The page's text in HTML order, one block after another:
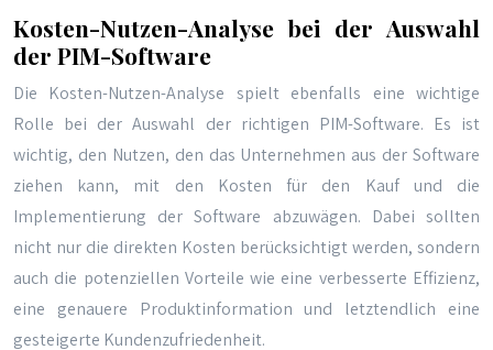
Kosten-Nutzen-Analyse bei der Auswahl
der PIM-Software
Die Kosten-Nutzen-Analyse spielt ebenfalls eine wichtige
Rolle bei der Auswahl der richtigen PIM-Software. Es ist
wichtig, den Nutzen, den das Unternehmen aus der Software
ziehen kann, mit den Kosten für den Kauf und die
Implementierung der Software abzuwägen. Dabei sollten
nicht nur die direkten Kosten berücksichtigt werden, sondern
auch die potenziellen Vorteile wie eine verbesserte Effizienz,
eine genauere Produktinformation und letztendlich eine
gesteigerte Kundenzufriedenheit.